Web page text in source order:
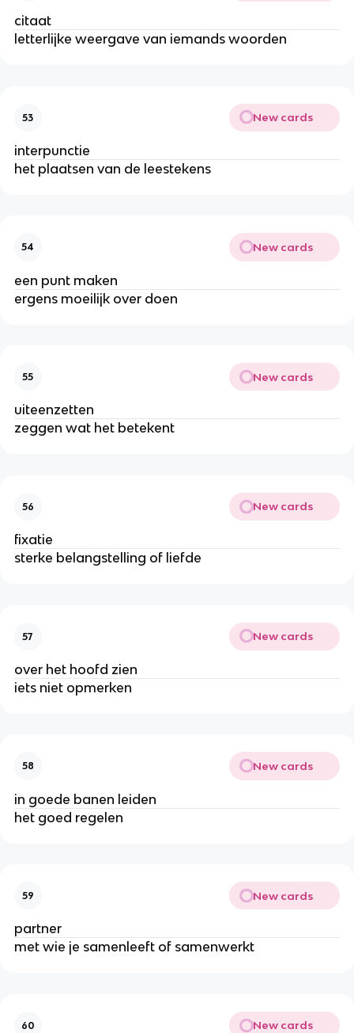
citaat
letterlijke weergave van iemands woorden
53 New cards
interpunctie
het plaatsen van de leestekens
54 New cards
een punt maken
ergens moeilijk over doen
55 New cards
uiteenzetten
zeggen wat het betekent
56 New cards
fixatie
sterke belangstelling of liefde
57 New cards
over het hoofd zien
iets niet opmerken
58 New cards
in goede banen leiden
het goed regelen
59 New cards
partner
met wie je samenleeft of samenwerkt
60 New cards